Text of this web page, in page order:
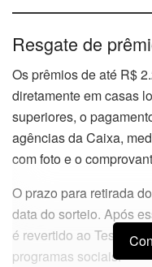
Resgate de
Os prêmios de até R$
diretamente em casas
superiores, o
agências da Caixa,
com foto e o
O prazo para retirada
data do sorteio. Após
é revertido ao Tesouro
programas sociais.